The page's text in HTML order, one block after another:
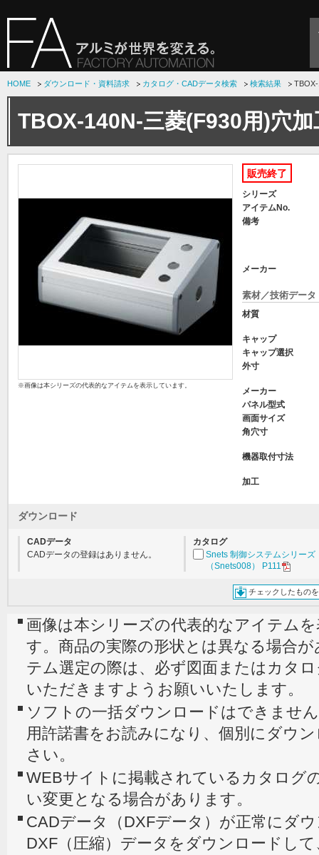
HOME ダウンロード・資料請求 カタログ・CADデータ検索 検索結果
TBOX-140N-三菱(F930用)穴
※画像は本シリーズの代表的なアイテムを表示しています。
販売終了
シリーズ
アイテムNo.
備考
メーカー
素材／技術データ
材質
キャップ
キャップ選択
外寸
メーカー
パネル型式
画面サイズ
角穴寸
機器取付寸法
加工
ダウンロード
CADデータ
CADデータの登録はありません。
カタログ
Snets 制御システムシリーズ
（Snets008） P111
チェックしたもの
画像は本シリーズの代表的なアイテム
す。商品の実際の形状とは異なる場合
テム選定の際は、必ず図面またはカタ
いただきますようお願いいたします。
ソフトの一括ダウンロードはできませ
用許諾書をお読みになり、個別にダウ
さい。
WEBサイトに掲載されているカタログ
い変更となる場合があります。
CADデータ（DXFデータ）が正常にダ
DXF（圧縮）データをダウンロードし